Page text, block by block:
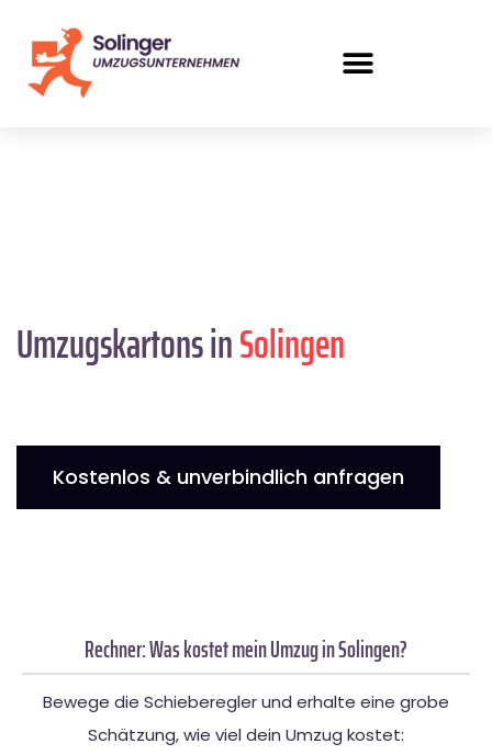
Umzugskartons inSolingen
Kostenlos & unverbindlich anfragen
Rechner: Was kostet mein Umzug in Solingen?
Bewege die Schieberegler und erhalte eine grobe
Schätzung, wie viel dein Umzug kostet: